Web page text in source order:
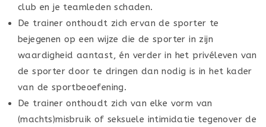
club en je teamleden schaden.
De trainer onthoudt zich ervan de sporter te
bejegenen op een wijze die de sporter in zijn
waardigheid aantast, én verder in het privéleven van
de sporter door te dringen dan nodig is in het kader
van de sportbeoefening.
De trainer onthoudt zich van elke vorm van
(machts)misbruik of seksuele intimidatie tegenover de